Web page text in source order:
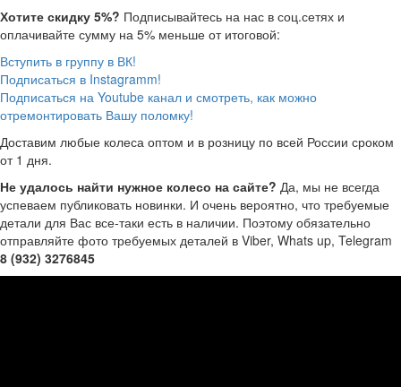
Хотите скидку 5%? Подписывайтесь на нас в соц.сетях и
оплачивайте сумму на 5% меньше от итоговой:
Вступить в группу в ВК!
Подписаться в Instagramm!
Подписаться на Youtube канал и смотреть, как можно
отремонтировать Вашу поломку!
Доставим любые колеса оптом и в розницу по всей России сроком
от 1 дня.
Не удалось найти нужное колесо на сайте? Да, мы не всегда
успеваем публиковать новинки. И очень вероятно, что требуемые
детали для Вас все-таки есть в наличии. Поэтому обязательно
отправляйте фото требуемых деталей в Viber, Whats up, Telegram
8 (932) 3276845